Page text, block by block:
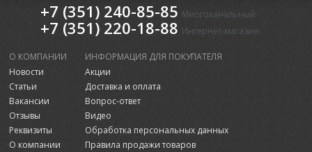
+7 (351) 240-85-85 Многоканальный
+7 (351) 220-18-88 Интернет-магазин
О КОМПАНИИ
Новости
Статьи
Вакансии
Отзывы
Реквизиты
О компании
ИНФОРМАЦИЯ ДЛЯ ПОКУПАТЕЛЯ
Акции
Доставка и оплата
Вопрос-ответ
Видео
Обработка персональных данных
Правила продажи товаров